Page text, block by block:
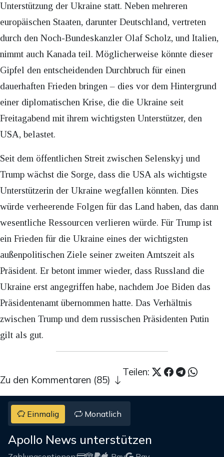
Unterstützung der Ukraine statt. Neben mehreren
europäischen Staaten, darunter Deutschland, vertreten
durch den Noch-Bundeskanzler Olaf Scholz, und Italien,
nimmt auch Kanada teil. Möglicherweise könnte dieser
Gipfel den entscheidenden Durchbruch für einen
dauerhaften Frieden bringen – dies vor dem Hintergrund
einer diplomatischen Krise, die die Ukraine seit
Freitagabend mit ihrem wichtigsten Unterstützer, den
USA, belastet.
Seit dem öffentlichen Streit zwischen Selenskyj und
Trump wächst die Sorge, dass die USA als wichtigste
Unterstützerin der Ukraine wegfallen könnten. Dies
würde verheerende Folgen für das Land haben, das dann
wesentliche Ressourcen verlieren würde. Für Trump ist
ein Frieden für die Ukraine eines der wichtigsten
außenpolitischen Ziele seiner zweiten Amtszeit als
Präsident. Er betont immer wieder, dass Russland die
Ukraine erst angegriffen habe, nachdem Joe Biden das
Präsidentenamt übernommen hatte. Das Verhältnis
zwischen Trump und dem russischen Präsidenten Putin
gilt als gut.
Teilen:
Zu den Kommentaren (85)
Einmalig Monatlich
Apollo News unterstützen